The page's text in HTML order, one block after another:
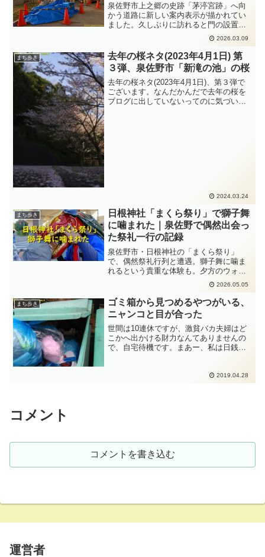
泉佐野市上之郷の史跡「茅渟宮跡」へ向
かう道路に新しい案内表示が描かれてい
ました。久しぶりに訪れると門の設置工
事が進んでおり、史跡の前には三角コー
ンが並ぶ状態。衣通姫ガイダンスセンタ
ーや周辺の史跡も含めて歩いた記録で
す。
2026.03.09
まち歩き
去年の桜ネタ(2023年4月1日) 第
３弾、泉佐野市「新滝の池」の桜
去年の桜ネタ(2023年4月1日)、第３弾で
ございます。なんだかんだで去年の桜を
ブログに出していないってのに気づい
2024.03.24
まち歩き
日根神社「まくら祭り」で獅子舞
に噛まれた｜泉佐野で偶然出会っ
た祭礼一行の記録
泉佐野市・日根神社の「まくら祭り」
で、偶然祭礼行列と遭遇。獅子舞に噛ま
れるという貴重な体験も。夕方のウォー
キング中に出会った、男衆の凛々しい姿
2026.05.05
まち歩き
ゴミ箱から見つめるやつがいる、
ニャンコと目が合った
世間は10連休ですが、激貧バカ夫婦はど
こかへ出かける財力なんてありませんの
で、自宅待機です。まあー、私は日銭稼
事が嫌になってきたので、突然に「ウォ
2019.04.28
コメント
コメントを書き込む
運営者